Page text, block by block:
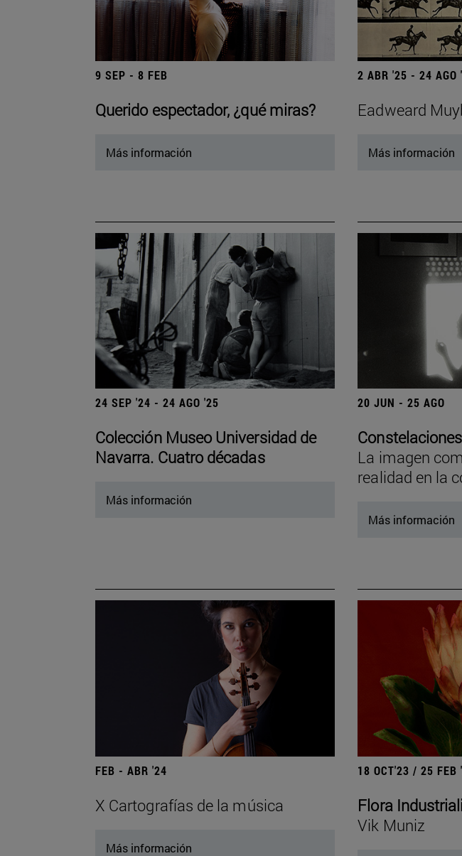
9 SEP - 8 FEB
Querido espectador, ¿qué miras?
Más información
2 ABR '25 - 24 AGO
Eadweard
Más información
24 SEP '24 - 24 AGO '25
Colección Museo Universidad de
Navarra. Cuatro décadas
Más información
20 JUN - 25 AGO
La imagen
realidad en la
Más información
FEB - ABR '24
X Cartografías de la música
Más información
18 OCT'23 / 25 FEB
Flora
Vik Muniz